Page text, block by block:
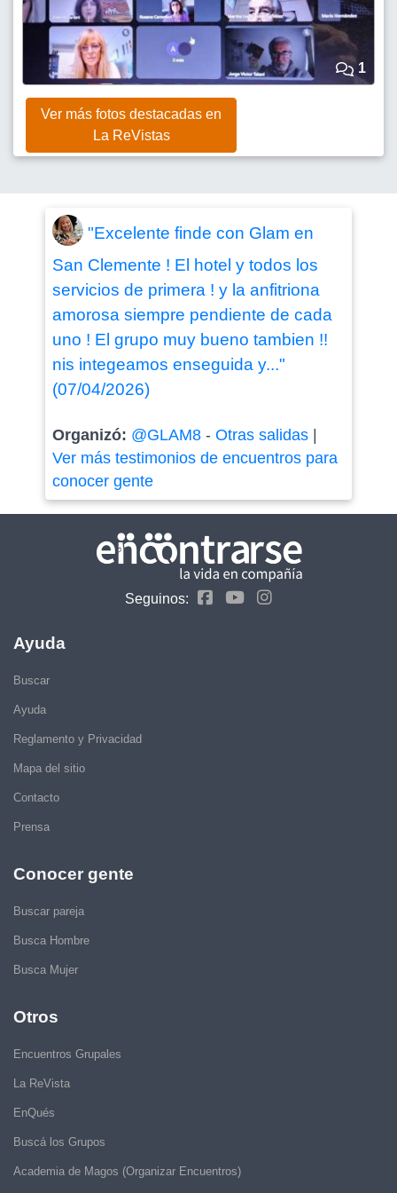
1
Ver más fotos destacadas en
La ReVistas
"Excelente finde con Glam en
San Clemente ! El hotel y todos los
servicios de primera ! y la anfitriona
amorosa siempre pendiente de cada
uno ! El grupo muy bueno tambien !!
nis integeamos enseguida y..."
(07/04/2026)
Organizó: @GLAM8- Otras salidas|
Ver más testimonios de encuentros para
conocer gente
Seguinos:
Ayuda
Buscar
Ayuda
Reglamento y Privacidad
Mapa del sitio
Contacto
Prensa
Conocer gente
Buscar pareja
Busca Hombre
Busca Mujer
Otros
Encuentros Grupales
La ReVista
EnQués
Buscá los Grupos
Academia de Magos (Organizar Encuentros)